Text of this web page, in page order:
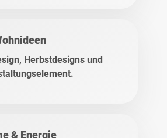
Herbstdesigns und
& Energie